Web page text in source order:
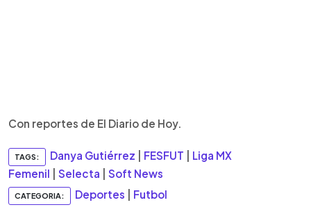
Con reportes de El Diario de Hoy.
TAGS: Danya Gutiérrez FESFUT
Liga MX
Femenil
Selecta Soft News
CATEGORIA: Deportes Futbol